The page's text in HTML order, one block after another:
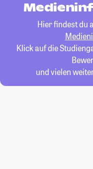
Hier findest du
Klick auf die
und vielen